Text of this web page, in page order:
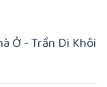
Ở - Trần Di Khôi